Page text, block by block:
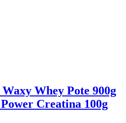
Whey Pote 900g
Creatina 100g